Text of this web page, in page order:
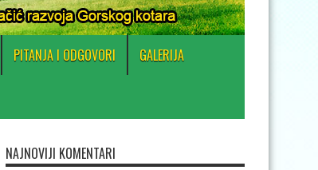
PITANJA I ODGOVORI GALERIJA
NAJNOVIJI KOMENTARI